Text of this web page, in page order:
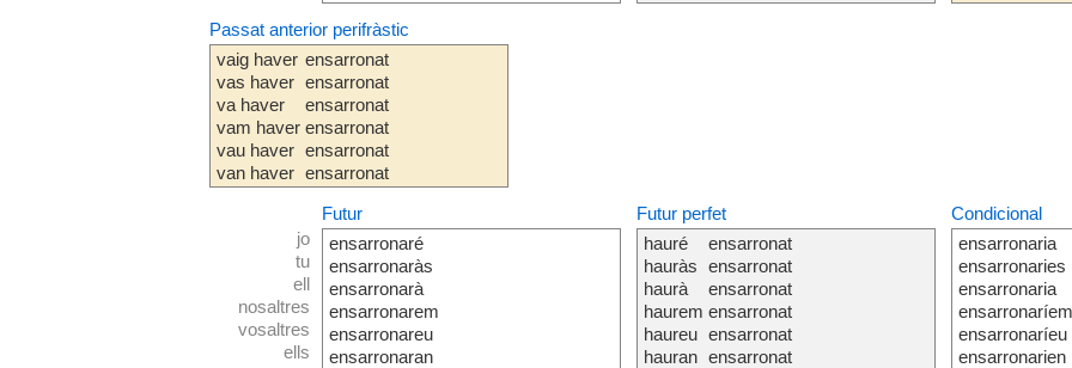
Passat anterior perifràstic
vaig haver
vas haver
va haver
vam haver
vau haver
van haver
ensarronat
ensarronat
ensarronat
ensarronat
ensarronat
ensarronat
jo
tu
ell
nosaltres
vosaltres
ells
Futur
ensarronaré
ensarronaràs
ensarronarà
ensarronarem
ensarronareu
ensarronaran
Futur perfet
hauré
hauràs
haurà
haurem
haureu
hauran
ensarronat
ensarronat
ensarronat
ensarronat
ensarronat
ensarronat
Condicional
ensarronaria
ensarronaries
ensarronaria
ensarronaríem
ensarronaríeu
ensarronarien